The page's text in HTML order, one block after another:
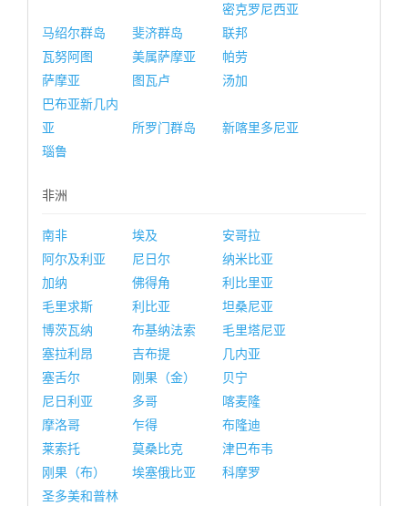
马绍尔群岛 斐济群岛
密克罗尼西亚
联邦
瓦努阿图
美属萨摩亚
帕劳
萨摩亚
图瓦卢
汤加
巴布亚新几内
亚
所罗门群岛
新喀里多尼亚
瑙鲁
非洲
南非 埃及
安哥拉
阿尔及利亚
尼日尔
纳米比亚
加纳
佛得角
利比里亚
毛里求斯
利比亚
坦桑尼亚
博茨瓦纳
布基纳法索
毛里塔尼亚
塞拉利昂
吉布提
几内亚
塞舌尔
刚果（金）
贝宁
尼日利亚
多哥
喀麦隆
摩洛哥
乍得
布隆迪
莱索托
莫桑比克
津巴布韦
刚果（布）
埃塞俄比亚
科摩罗
圣多美和普林